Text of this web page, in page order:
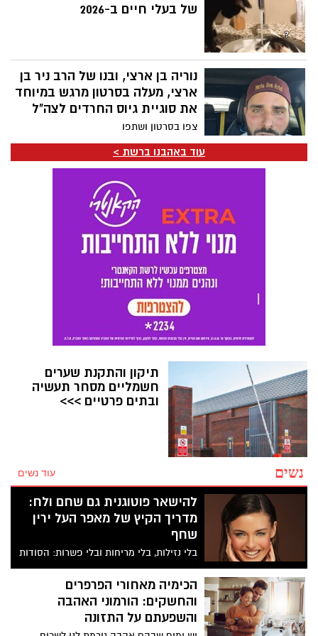
של בעלי חיים ב-2026
נוריה בן ארצי, ובנו של הרב ניר בן
ארצי, מעלה בסרטון מרגש במיוחד
את סוגיית גיוס החרדים לצה"ל
צפו בסרטון ושתפו
עוד באהבנו ברשת >
תיקון והתקנת שערים
חשמליים מסחר תעשיה
ובתים פרטיים >>>
נשים עוד נשים
להישאר פוטוגנית גם שחם ולח:
מדריך הקיץ של מאפר העל ירין
שחף
בלי נזילות, בלי מריחות ובלי פשרות: הסודות
המקצועיים שישאירו את האיפור שלך יציב
ורענן גם בימים הכי חמים בשנה
הכימיה מאחורי הפרפרים
והחשקים: הורמוני האהבה
והשפעתם על התזונה